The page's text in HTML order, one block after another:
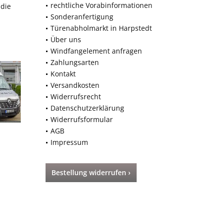
rechtliche Vorabinformationen
Sonderanfertigung
Türenabholmarkt in Harpstedt
Über uns
Windfangelement anfragen
Zahlungsarten
Kontakt
Versandkosten
Widerrufsrecht
Datenschutzerklärung
Widerrufsformular
AGB
Impressum
Bestellung widerrufen ›